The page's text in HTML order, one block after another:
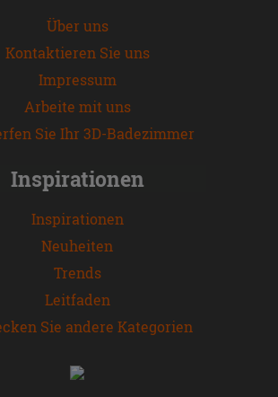
Über uns
Kontaktieren Sie uns
Impressum
Arbeite mit uns
Sie Ihr 3D-Badezimmer
Inspirationen
Inspirationen
Neuheiten
Trends
Leitfaden
Sie andere Kategorien